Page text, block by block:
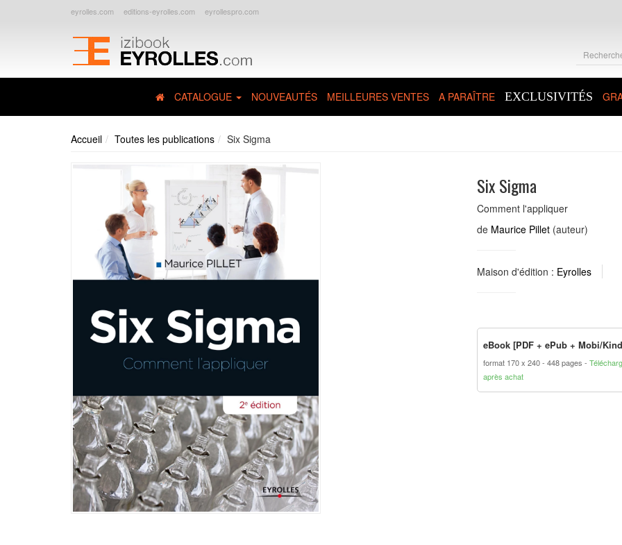
eyrolles.com editions-eyrolles.com eyrollespro.com
CATALOGUE NOUVEAUTÉS MEILLEURES VENTES A PARAÎTRE EXCLUSIVITÉS
Accueil Toutes les publications Six Sigma
Six Sigma
Comment l'appliquer
de Maurice Pillet (auteur)
Maison d'édition : Eyrolles
eBook [PDF + ePub + Mobi/
format 170 x 240 448 pages
après achat